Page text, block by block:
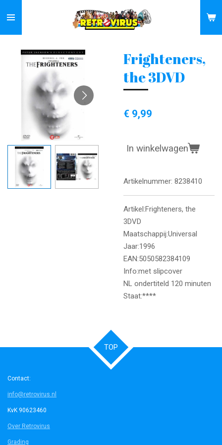
direct
naar
hoofdinhoud
Frighteners,
the 3DVD
€ 9,99
In winkelwagen
Artikelnummer: 8238410
Artikel:Frighteners, the
3DVD
Maatschappij:Universal
Jaar:1996
EAN:5050582384109
Info:met slipcover
NL ondertiteld 120 minuten
Staat:****
TOP
Contact:
info@retrovirus.nl
KvK 90623460
Over Retrovirus
Grading